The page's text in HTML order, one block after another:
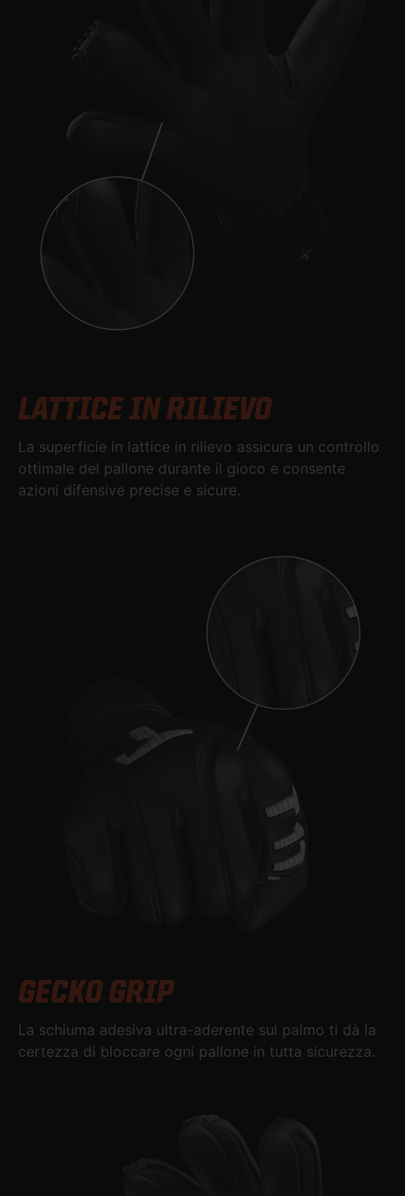
LATTICE IN RILIEVO
La superficie in lattice in rilievo assicura un controllo
ottimale del pallone durante il gioco e consente
azioni difensive precise e sicure.
GECKO GRIP
La schiuma adesiva ultra-aderente sul palmo ti dà la
certezza di bloccare ogni pallone in tutta sicurezza.